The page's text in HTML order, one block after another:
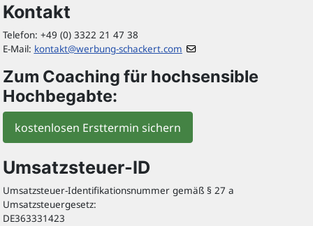
Kontakt
Telefon: +49 (0) 3322 21 47 38
E-Mail: kontakt@werbung-schackert.com
Zum Coaching für hochsensible
Hochbegabte:
kostenlosen Ersttermin sichern
Umsatzsteuer-ID
Umsatzsteuer-Identifikationsnummer gemäß § 27 a
Umsatzsteuergesetz:
DE363331423